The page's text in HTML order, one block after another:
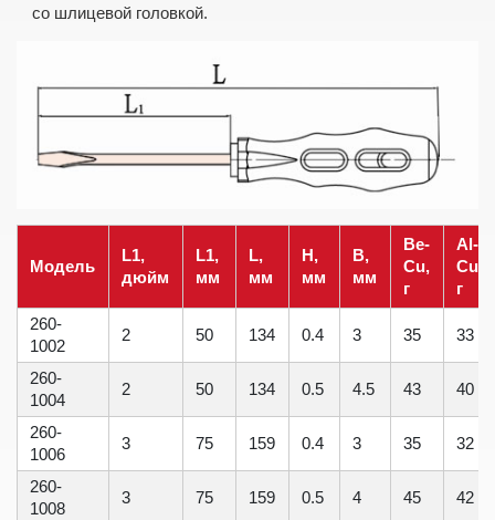
со шлицевой головкой.
Модель
L1,
дюйм
L1,
мм
L,
мм
H,
мм
B,
мм
Be-
Cu,
г
Al-
Cu,
г
260-
1002
2 50 134 0.4 3 35 33
260-
1004
2 50 134 0.5 4.5 43 40
260-
1006
3 75 159 0.4 3 35 32
260-
1008
3 75 159 0.5 4 45 42